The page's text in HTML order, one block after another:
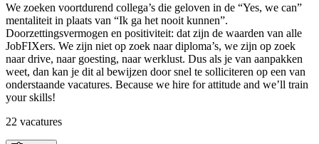
We zoeken voortdurend collega’s die geloven in de “Yes, we can”
mentaliteit in plaats van “Ik ga het nooit kunnen”.
Doorzettingsvermogen en positiviteit: dat zijn de waarden van alle
JobFIXers. We zijn niet op zoek naar diploma’s, we zijn op zoek
naar drive, naar goesting, naar werklust. Dus als je van aanpakken
weet, dan kan je dit al bewijzen door snel te solliciteren op een van
onderstaande vacatures. Because we hire for attitude and we’ll train
your skills!
22 vacatures